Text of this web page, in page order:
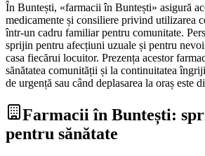
În Buntești, «farmacii în Buntești» asigură
medicamente și consiliere privind utilizarea
într-un cadru familiar pentru comunitate.
sprijin pentru afecțiuni uzuale și pentru
casa fiecărui locuitor. Prezența acestor
sănătatea comunității și la continuitatea
de urgență sau când deplasarea la oraș este
Farmacii în Buntești:
pentru sănătate